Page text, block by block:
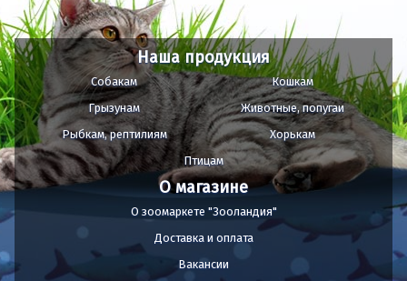
Наша продукция
Собакам
Кошкам
Грызунам
Животные, попугаи
Рыбкам, рептилиям
Хорькам
Птицам
О магазине
О зоомаркете "Зооландия"
Доставка и оплата
Вакансии